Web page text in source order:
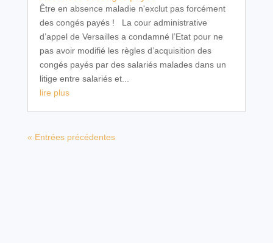
Être en absence maladie n'exclut pas forcément
des congés payés ! La cour administrative
d’appel de Versailles a condamné l’Etat pour ne
pas avoir modifié les règles d’acquisition des
congés payés par des salariés malades dans un
litige entre salariés et...
lire plus
« Entrées précédentes